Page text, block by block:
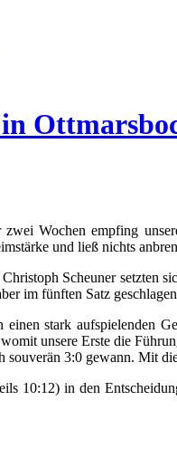
Wochen empfing
und ließ nichts
Scheuner setzten
im fünften Satz
stark aufspielenden
unsere Erste die
3:0 gewann. Mit
10:12) in den